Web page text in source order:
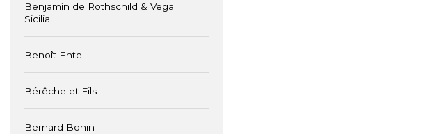
Benjamín de Rothschild & Vega
Sicilia
Benoît Ente
Bérêche et Fils
Bernard Bonin